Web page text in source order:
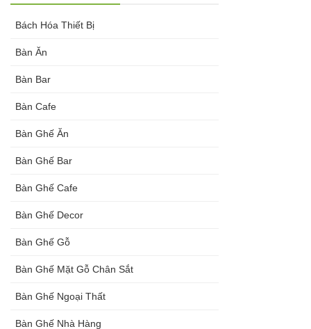
Bách Hóa Thiết Bị
Bàn Ăn
Bàn Bar
Bàn Cafe
Bàn Ghế Ăn
Bàn Ghế Bar
Bàn Ghế Cafe
Bàn Ghế Decor
Bàn Ghế Gỗ
Bàn Ghế Mặt Gỗ Chân Sắt
Bàn Ghế Ngoại Thất
Bàn Ghế Nhà Hàng